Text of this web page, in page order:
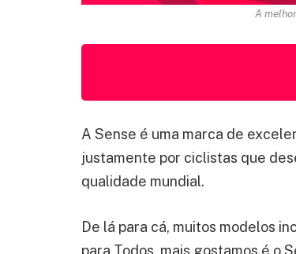
A
A Sense é uma marca de
justamente por ciclistas que
qualidade mundial.
De lá para cá, muitos modelos
para Todos, mais gostamos é o